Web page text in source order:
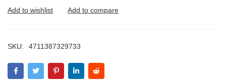
SKU: 4711387329733